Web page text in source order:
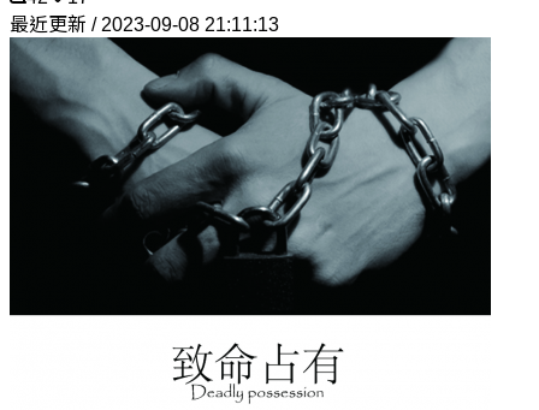
最近更新 / 2023-09-08 21:11:13